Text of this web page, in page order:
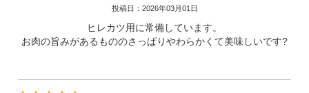
投稿日：2026年03月01日
ヒレカツ用に常備しています。
お肉の旨みがあるもののさっぱりやわらかくて美味しいです?